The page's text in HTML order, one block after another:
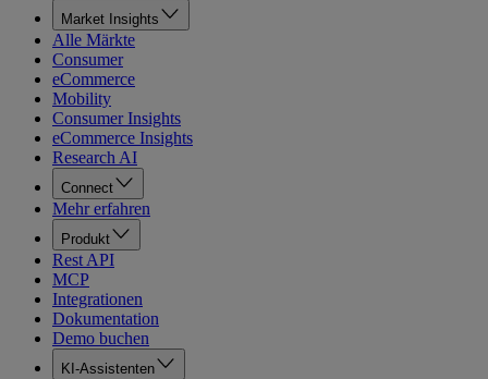
Market Insights
Alle Märkte
Consumer
eCommerce
Mobility
Consumer Insights
eCommerce Insights
Research AI
Connect
Mehr erfahren
Produkt
Rest API
MCP
Integrationen
Dokumentation
Demo buchen
KI-Assistenten